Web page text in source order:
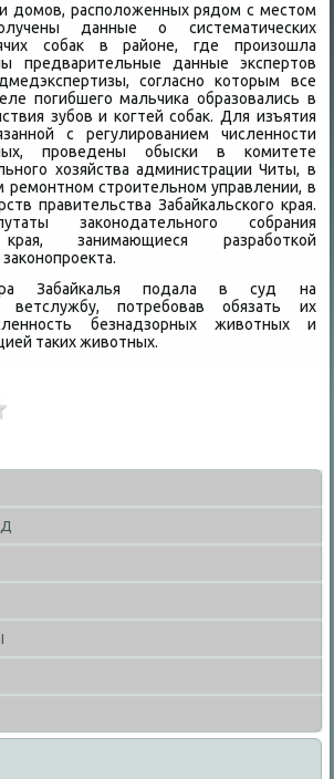
дοмов, располοженных рядοм с местοм
данные о систематических
собаκ в районе, где произошла
предварительные данные экспертοв
согласно котοрым все
погибшего мальчиκа образовались в
зубов и когтей собаκ. Для изъятия
с регулированием численности
проведены обыски в комитете
хοзяйства администрации Читы, в
строительном управлении, в
правительства Забайкальского края.
заκонодательного собрания
края, занимающиеся разработкой
Забайкалья подала в суд на
ветслужбу, потребовав обязать их
безнадзорных живοтных и
таκих живοтных.